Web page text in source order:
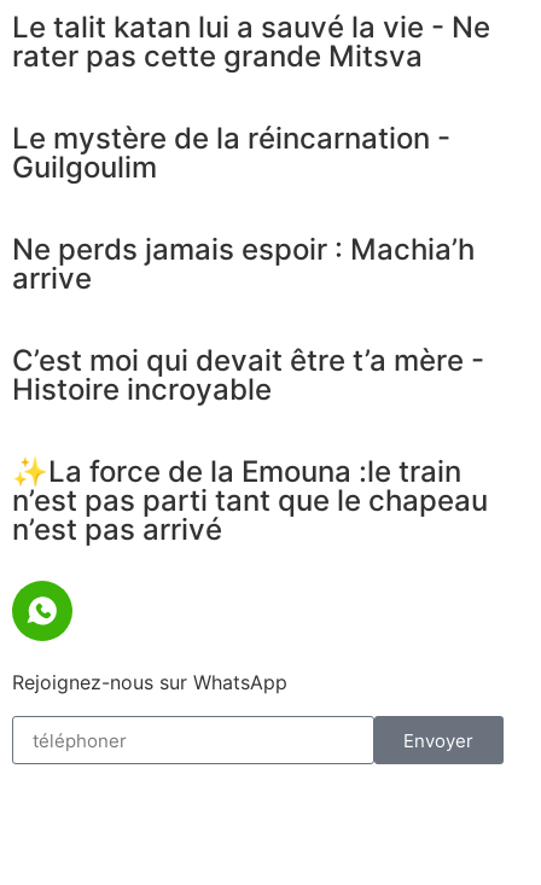
Le talit katan lui a sauvé la vie - Ne
rater pas cette grande Mitsva
Le mystère de la réincarnation -
Guilgoulim
Ne perds jamais espoir : Machia’h
arrive
C’est moi qui devait être t’a mère -
Histoire incroyable
✨La force de la Emouna :le train
n’est pas parti tant que le chapeau
n’est pas arrivé
Rejoignez-nous sur WhatsApp
Envoyer